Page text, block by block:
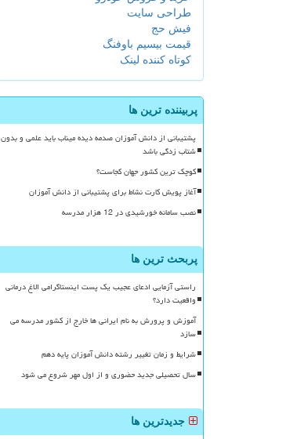
طراحی سایت
فیش حج
قیمت بیسیم باوفنگ
کوتاه کننده لینک
پربیننده ترین ها
پشتیبانی از دانش آموزان صدمه دیده میناب باید علمی و بدون
شتاب زدگی باشد
کوچک ترین کشور جهان کجاست؟
آغاز پویش کارت نشاط برای پشتیبانی از دانش آموزان
نصب سامانه خورشیدی در 12 هزار مدرسه
پربحث ترین ها
راستی آزمایی ادعای عجیب یک پست اینستاگرامی الاغ درمانی
واقعیت دارد؟
آموزش و پرورش به نام ایرانی ها خارج از کشور مدرسه می
سازد
شرایط و زمان تغییر رشته دانش آموزان پایه دهم
سال تحصیلی جدید حضوری و از اول مهر شروع می شود
جدیدترین ها